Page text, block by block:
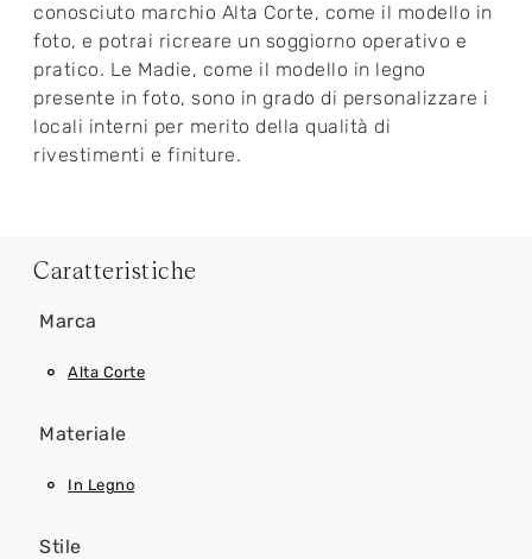
conosciuto marchio Alta Corte, come il modello in
foto, e potrai ricreare un soggiorno operativo e
pratico. Le Madie, come il modello in legno
presente in foto, sono in grado di personalizzare i
locali interni per merito della qualità di
rivestimenti e finiture.
Caratteristiche
Marca
Alta Corte
Materiale
In Legno
Stile